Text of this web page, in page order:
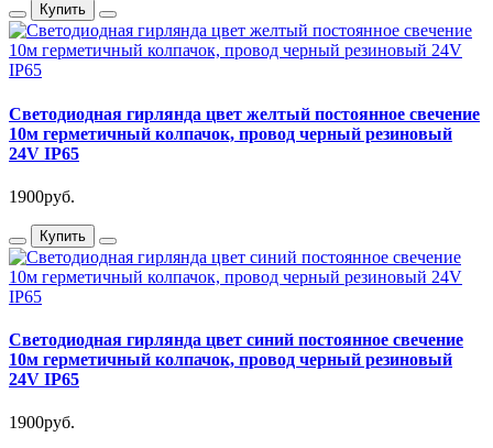
Купить
Светодиодная гирлянда цвет желтый постоянное свечение
10м герметичный колпачок, провод черный резиновый
24V IP65
1900руб.
Купить
Светодиодная гирлянда цвет синий постоянное свечение
10м герметичный колпачок, провод черный резиновый
24V IP65
1900руб.